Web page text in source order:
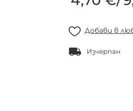
Добави в
Изчерпан